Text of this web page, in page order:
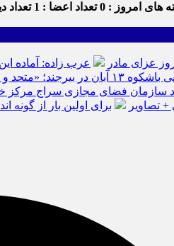
های امروز : 0 تعداد اعضا : 1 تعداد
عزای مادر
عرب زاده: آماده
«متحد و استوار مقابل استکبار» + تصاویر
فضای مجازی سراج مرکز
+ تصاویر برای اولین بار از